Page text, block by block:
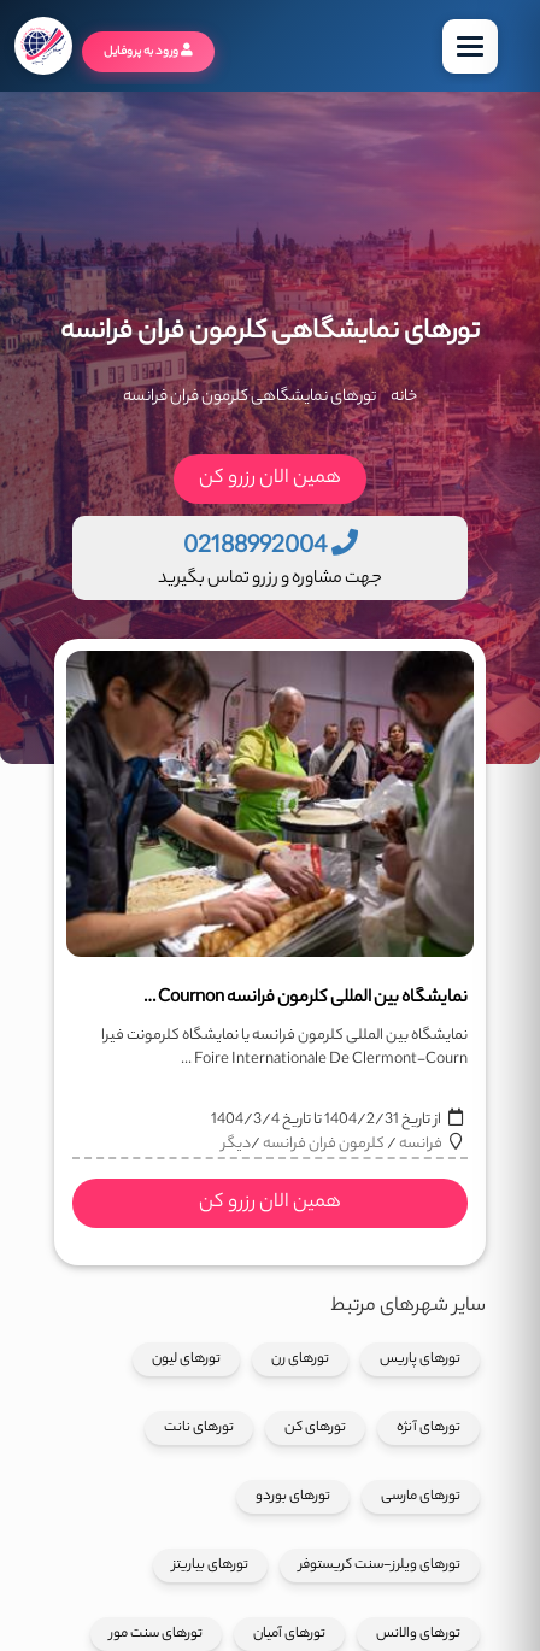
منو ورود به پروفایل
تورهای نمایشگاهی کلرمون فران فرانسه
خانه تورهای نمایشگاهی کلرمون فران فرانسه
همین الان رزرو کن
02188992004
جهت مشاوره و رزرو تماس بگیرید
نمایشگاه بین المللی کلرمون فرانسه Foire Internationale De Clermont- Cournon
نمایشگاه بین المللی کلرمون فرانسه یا نمایشگاه کلرمونت فیرا
Foire Internationale De Clermont-Courn ...
از تاریخ1404/2/31تا تاریخ1404/3/4
فرانسه/کلرمون فران فرانسه/دیگر
همین الان رزرو کن
سایر شهرهای مرتبط
تورهای پاریس تورهای رن تورهای لیون
تورهای آنژه تورهای کن تورهای نانت
تورهای مارسی تورهای بوردو
تورهای ویلرز-سنت کریستوفر تورهای بیاریتز
تورهای والانس تورهای آمیان تورهای سنت مور